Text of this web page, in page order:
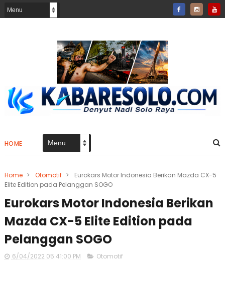
HOME
Home > Otomotif >
Eurokars Motor Indonesia Berikan Mazda CX-5
Elite Edition pada Pelanggan SOGO
Eurokars Motor Indonesia Berikan
Mazda CX-5 Elite Edition pada
Pelanggan SOGO
6/04/2022 05:41:00 PM Otomotif